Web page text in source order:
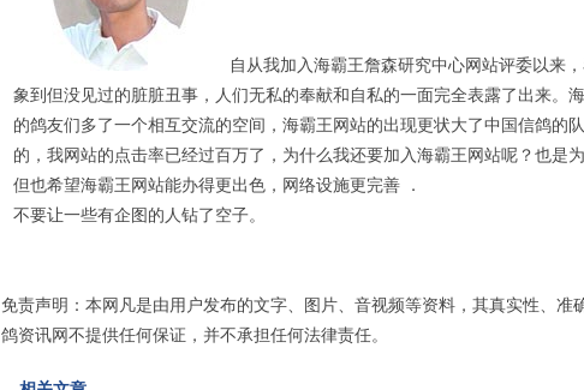
自从我加入海霸王詹森研究中心网站评委以来
象到但没见过的脏脏丑事，人们无私的奉献和自私的一面完全表露了出来。
的鸽友们多了一个相互交流的空间，海霸王网站的出现更状大了中国信鸽的
的，我网站的点击率已经过百万了，为什么我还要加入海霸王网站呢？也是
但也希望海霸王网站能办得更出色，网络设施更完善 ．
不要让一些有企图的人钻了空子。
免责声明：本网凡是由用户发布的文字、图片、音视频等资料，其真实性、
鸽资讯网不提供任何保证，并不承担任何法律责任。